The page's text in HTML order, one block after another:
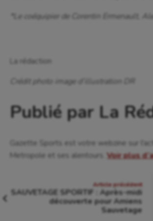
*Le coéquipier de Corentin Ermenault,
La rédaction
Crédit photo image d’illustration DR
Publié par La
Gazette Sports est votre webzine sur
Metropole et ses alentours. Voir plus
deArticle
Article précédent
SAUVETAGE SPORTIF : Après-midi
découverte pour Amiens
Sauvetage